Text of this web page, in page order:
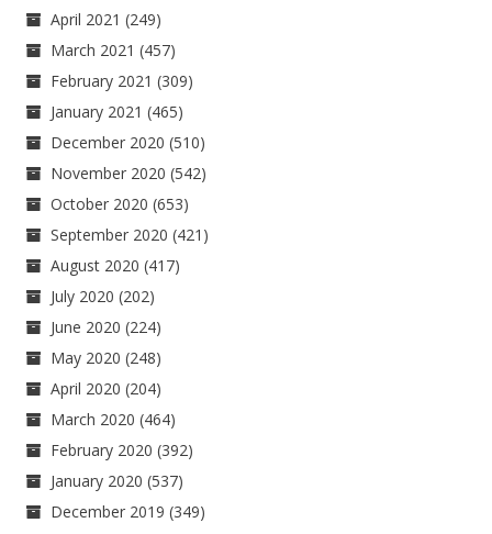
April 2021 (249)
March 2021 (457)
February 2021 (309)
January 2021 (465)
December 2020 (510)
November 2020 (542)
October 2020 (653)
September 2020 (421)
August 2020 (417)
July 2020 (202)
June 2020 (224)
May 2020 (248)
April 2020 (204)
March 2020 (464)
February 2020 (392)
January 2020 (537)
December 2019 (349)